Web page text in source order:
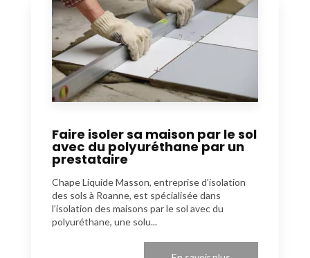
Faire isoler sa maison par le sol
avec du polyuréthane par un
prestataire
Chape Liquide Masson, entreprise d’isolation
des sols à Roanne, est spécialisée dans
l’isolation des maisons par le sol avec du
polyuréthane, une solu...